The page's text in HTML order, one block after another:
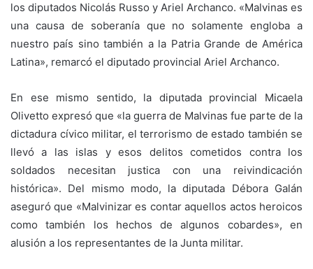
los diputados Nicolás Russo y Ariel Archanco. «Malvinas es
una causa de soberanía que no solamente engloba a
nuestro país sino también a la Patria Grande de América
Latina», remarcó el diputado provincial Ariel Archanco.
En ese mismo sentido, la diputada provincial Micaela
Olivetto expresó que «la guerra de Malvinas fue parte de la
dictadura cívico militar, el terrorismo de estado también se
llevó a las islas y esos delitos cometidos contra los
soldados necesitan justica con una reivindicación
histórica». Del mismo modo, la diputada Débora Galán
aseguró que «Malvinizar es contar aquellos actos heroicos
como también los hechos de algunos cobardes», en
alusión a los representantes de la Junta militar.